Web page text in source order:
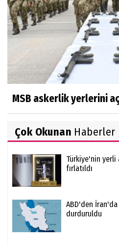
MSB askerlik yerlerini
Çok Okunan Haberler
Türkiye'nin
fırlatıldı
ABD'den
durduruldu